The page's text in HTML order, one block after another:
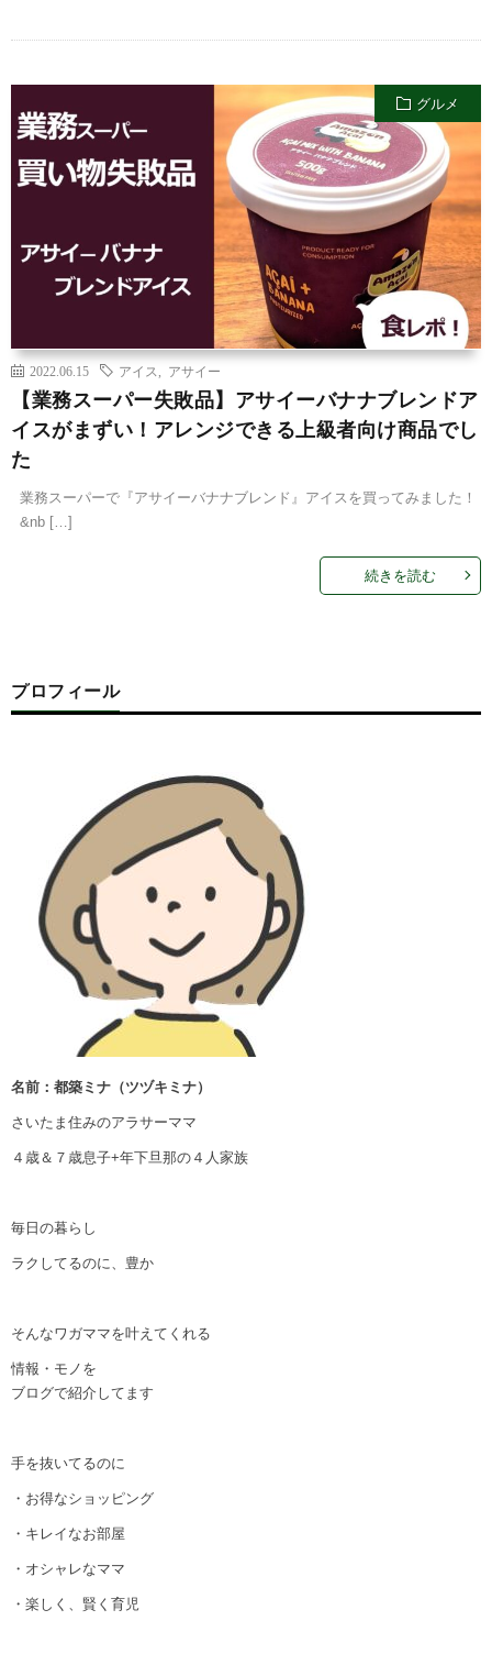
グルメ
2022.06.15 アイス アサイー
【業務スーパー失敗品】アサイーバナナブレンドア
イスがまずい！アレンジできる上級者向け商品でし
た
業務スーパーで『アサイーバナナブレンド』アイスを買ってみました！
&nb […]
続きを読む
プロフィール
名前：都築ミナ（ツヅキミナ）
さいたま住みのアラサーママ
４歳＆７歳息子+年下旦那の４人家族
毎日の暮らし
ラクしてるのに、豊か
そんなワガママを叶えてくれる
情報・モノを
ブログで紹介してます
手を抜いてるのに
・お得なショッピング
・キレイなお部屋
・オシャレなママ
・楽しく、賢く育児